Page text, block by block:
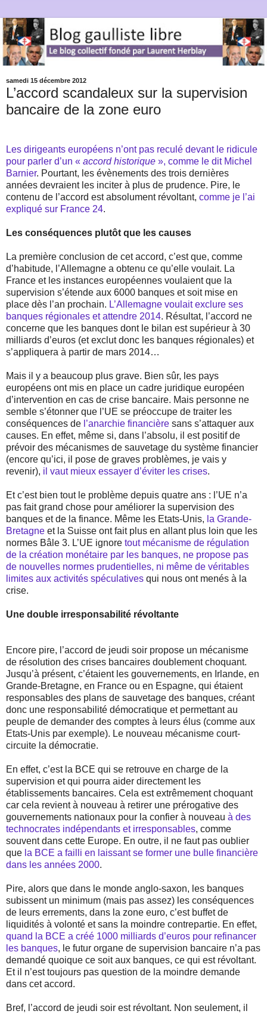
samedi 15 décembre 2012
L’accord scandaleux sur la supervision
bancaire de la zone euro
Les dirigeants européens n’ont pas reculé devant le ridicule
pour parler d’un « accord historique », comme le dit Michel
Barnier. Pourtant, les évènements des trois dernières
années devraient les inciter à plus de prudence. Pire, le
contenu de l’accord est absolument révoltant, comme je l’ai
expliqué sur France 24.
Les conséquences plutôt que les causes
La première conclusion de cet accord, c’est que, comme
d’habitude, l’Allemagne a obtenu ce qu’elle voulait. La
France et les instances européennes voulaient que la
supervision s’étende aux 6000 banques et soit mise en
place dès l’an prochain. L’Allemagne voulait exclure ses
banques régionales et attendre 2014. Résultat, l’accord ne
concerne que les banques dont le bilan est supérieur à 30
milliards d’euros (et exclut donc les banques régionales) et
s’appliquera à partir de mars 2014…
Mais il y a beaucoup plus grave. Bien sûr, les pays
européens ont mis en place un cadre juridique européen
d’intervention en cas de crise bancaire. Mais personne ne
semble s’étonner que l’UE se préoccupe de traiter les
conséquences de l’anarchie financière sans s’attaquer aux
causes. En effet, même si, dans l’absolu, il est positif de
prévoir des mécanismes de sauvetage du système financier
(encore qu’ici, il pose de graves problèmes, je vais y
revenir), il vaut mieux essayer d’éviter les crises.
Et c’est bien tout le problème depuis quatre ans : l’UE n’a
pas fait grand chose pour améliorer la supervision des
banques et de la finance. Même les Etats-Unis, la Grande-
Bretagne et la Suisse ont fait plus en allant plus loin que les
normes Bâle 3. L’UE ignore tout mécanisme de régulation
de la création monétaire par les banques, ne propose pas
de nouvelles normes prudentielles, ni même de véritables
limites aux activités spéculatives qui nous ont menés à la
crise.
Une double irresponsabilité révoltante
Encore pire, l’accord de jeudi soir propose un mécanisme
de résolution des crises bancaires doublement choquant.
Jusqu’à présent, c’étaient les gouvernements, en Irlande, en
Grande-Bretagne, en France ou en Espagne, qui étaient
responsables des plans de sauvetage des banques, créant
donc une responsabilité démocratique et permettant au
peuple de demander des comptes à leurs élus (comme aux
Etats-Unis par exemple). Le nouveau mécanisme court-
circuite la démocratie.
En effet, c’est la BCE qui se retrouve en charge de la
supervision et qui pourra aider directement les
établissements bancaires. Cela est extrêmement choquant
car cela revient à nouveau à retirer une prérogative des
gouvernements nationaux pour la confier à nouveau à des
technocrates indépendants et irresponsables, comme
souvent dans cette Europe. En outre, il ne faut pas oublier
que la BCE a failli en laissant se former une bulle financière
dans les années 2000.
Pire, alors que dans le monde anglo-saxon, les banques
subissent un minimum (mais pas assez) les conséquences
de leurs errements, dans la zone euro, c’est buffet de
liquidités à volonté et sans la moindre contrepartie. En effet,
quand la BCE a créé 1000 milliards d’euros pour refinancer
les banques, le futur organe de supervision bancaire n’a pas
demandé quoique ce soit aux banques, ce qui est révoltant.
Et il n’est toujours pas question de la moindre demande
dans cet accord.
Bref, l’accord de jeudi soir est révoltant. Non seulement, il